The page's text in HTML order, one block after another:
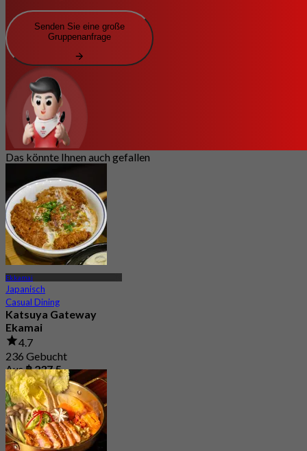
Senden Sie eine große
Gruppenanfrage
Das könnte Ihnen auch gefallen
Ekkamai
Japanisch
Casual Dining
Katsuya Gateway
Ekamai
4.7
236 Gebucht
Aus฿ 237.5